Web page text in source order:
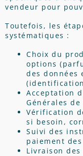
vendeur pour
Toutefois, les
systématiques :
Choix du
options
des données
Acceptation
Générales de
Vérification
si besoin,
Suivi des
paiement
Livraison